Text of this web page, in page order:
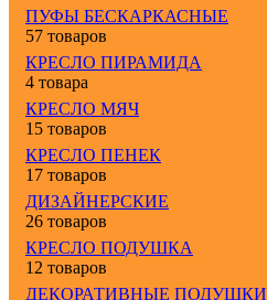
ПУФЫ БЕСКАРКАСНЫЕ
57 товаров
КРЕСЛО ПИРАМИДА
4 товара
КРЕСЛО МЯЧ
15 товаров
КРЕСЛО ПЕНЕК
17 товаров
ДИЗАЙНЕРСКИЕ
26 товаров
КРЕСЛО ПОДУШКА
12 товаров
ДЕКОРАТИВНЫЕ ПОДУШКИ